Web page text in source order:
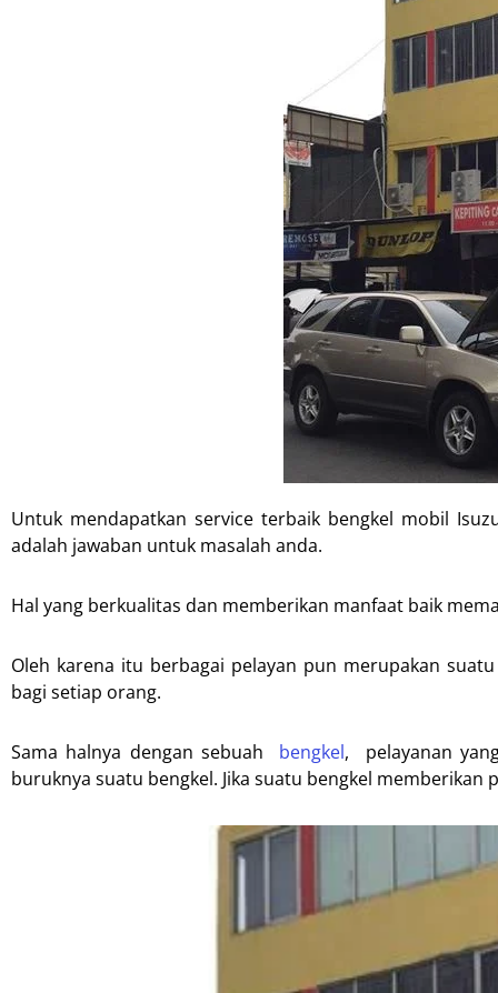
Untuk mendapatkan service terbaik bengkel mobil
adalah jawaban untuk masalah anda.
Hal yang berkualitas dan memberikan manfaat baik
Oleh karena itu berbagai pelayan pun merupakan
bagi setiap orang.
Sama halnya dengan sebuah bengkel, pelayanan
buruknya suatu bengkel. Jika suatu bengkel